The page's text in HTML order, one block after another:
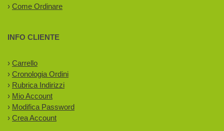
› Come Ordinare
INFO CLIENTE
› Carrello
› Cronologia Ordini
› Rubrica Indirizzi
› Mio Account
› Modifica Password
› Crea Account